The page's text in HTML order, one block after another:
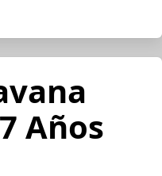
Años